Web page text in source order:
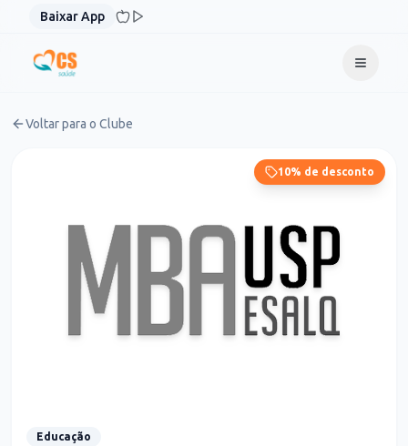
Pular para o conteúdo
Baixar App
Voltar para o Clube
10% de desconto
Educação